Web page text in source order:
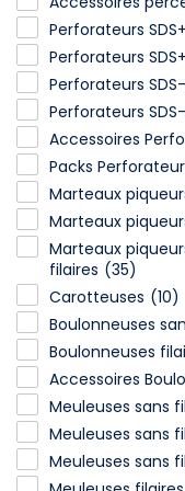
Perforateurs
Perforateurs
Perforateurs
Perforateurs
Accessoires
Packs
Marteaux
Marteaux
Marteaux
filaires (35)
Carotteuses (10)
Boulonneuses
Boulonneuses
Accessoires
Meuleuses sans fil
Meuleuses sans
Meuleuses sans